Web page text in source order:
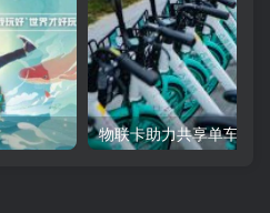
物联卡助力共享单车